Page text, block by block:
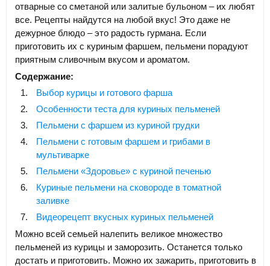
отварные со сметаной или залитые бульоном – их любят
все. Рецепты найдутся на любой вкус! Это даже не
дежурное блюдо – это радость гурмана. Если
приготовить их с куриным фаршем, пельмени порадуют
приятным сливочным вкусом и ароматом.
Содержание:
Выбор курицы и готового фарша
Особенности теста для куриных пельменей
Пельмени с фаршем из куриной грудки
Пельмени с готовым фаршем и грибами в
мультиварке
Пельмени «Здоровье» с куриной печенью
Куриные пельмени на сковороде в томатной
заливке
Видеорецепт вкусных куриных пельменей
Можно всей семьей налепить великое множество
пельменей из курицы и заморозить. Останется только
достать и приготовить. Можно их зажарить, приготовить в